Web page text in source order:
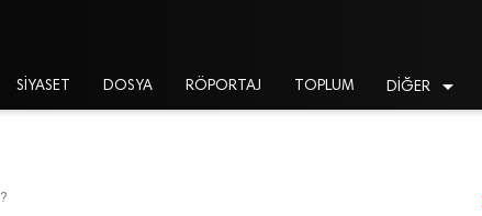
SİYASET DOSYA RÖPORTAJ TOPLUM DİĞER 